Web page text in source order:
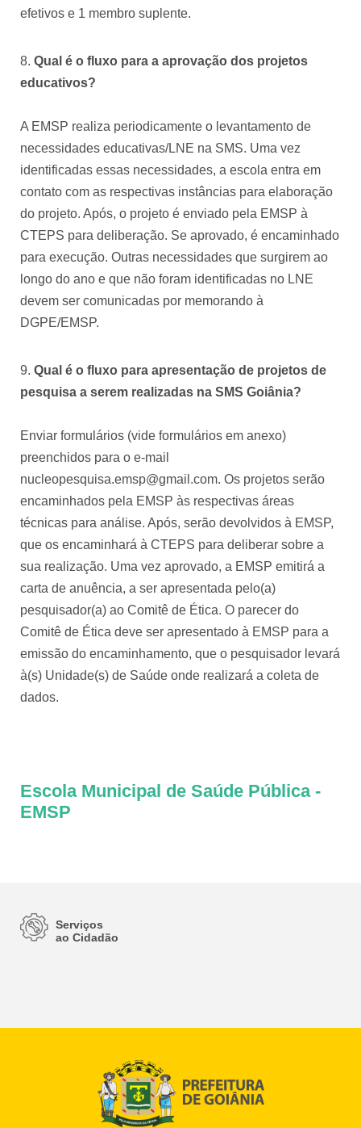
efetivos e 1 membro suplente.
Qual é o fluxo para a aprovação dos projetos
educativos?
A EMSP realiza periodicamente o levantamento de
necessidades educativas/LNE na SMS. Uma vez
identificadas essas necessidades, a escola entra em
contato com as respectivas instâncias para elaboração
do projeto. Após, o projeto é enviado pela EMSP à
CTEPS para deliberação. Se aprovado, é encaminhado
para execução. Outras necessidades que surgirem ao
longo do ano e que não foram identificadas no LNE
devem ser comunicadas por memorando à
DGPE/EMSP.
Qual é o fluxo para apresentação de projetos de
pesquisa a serem realizadas na SMS Goiânia?
Enviar formulários (vide formulários em anexo)
preenchidos para o e-mail
nucleopesquisa.emsp@gmail.com. Os projetos serão
encaminhados pela EMSP às respectivas áreas
técnicas para análise. Após, serão devolvidos à EMSP,
que os encaminhará à CTEPS para deliberar sobre a
sua realização. Uma vez aprovado, a EMSP emitirá a
carta de anuência, a ser apresentada pelo(a)
pesquisador(a) ao Comitê de Ética. O parecer do
Comitê de Ética deve ser apresentado à EMSP para a
emissão do encaminhamento, que o pesquisador levará
à(s) Unidade(s) de Saúde onde realizará a coleta de
dados.
Escola Municipal de Saúde Pública -
EMSP
Serviços
ao Cidadão